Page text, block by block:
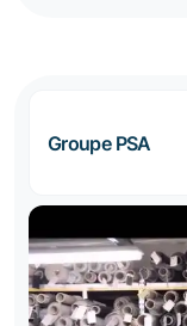
Groupe PSA